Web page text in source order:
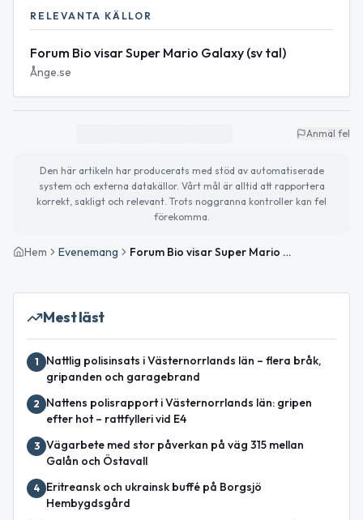
RELEVANTA KÄLLOR
Forum Bio visar Super Mario Galaxy (sv tal)
Ånge.se
Anmäl fel
Den här artikeln har producerats med stöd av automatiserade
system och externa datakällor. Vårt mål är alltid att rapportera
korrekt, sakligt och relevant. Trots noggranna kontroller kan fel
förekomma.
Hem Evenemang Forum Bio visar Super Mario Galaxy
Mest läst
1
Nattlig polisinsats i Västernorrlands län – flera bråk,
gripanden och garagebrand
2
Nattens polisrapport i Västernorrlands län: gripen
efter hot – rattfylleri vid E4
3 Vägarbete med stor påverkan på väg 315 mellan
Galån och Östavall
4
Eritreansk och ukrainsk buffé på Borgsjö
Hembygdsgård